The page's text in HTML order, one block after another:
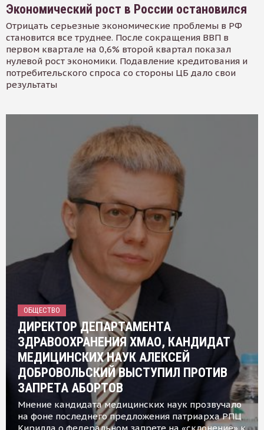
Экономический рост в России остановился
Отрицать серьезные экономические проблемы в РФ
становится все труднее. После сокращения ВВП в
первом квартале на 0,6% второй квартал показал
нулевой рост экономики. Подавление кредитования и
потребительского спроса со стороны ЦБ дало свои
результаты
ОБЩЕСТВО
ДИРЕКТОР ДЕПАРТАМЕНТА
ЗДРАВООХРАНЕНИЯ ХМАО, КАНДИДАТ
МЕДИЦИНСКИХ НАУК АЛЕКСЕЙ
ДОБРОВОЛЬСКИЙ ВЫСТУПИЛ ПРОТИВ
ЗАПРЕТА АБОРТОВ
Мнение кандидата медицинских наук прозвучало
на фоне последнего предложения патриарха РПЦ